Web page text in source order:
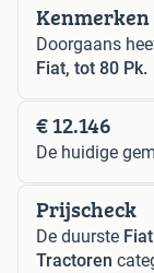
Kenmerken
Doorgaans
Fiat, tot 80 Pk.
€ 12.146
De huidige
Prijscheck
De duurste Fiat
Tractoren